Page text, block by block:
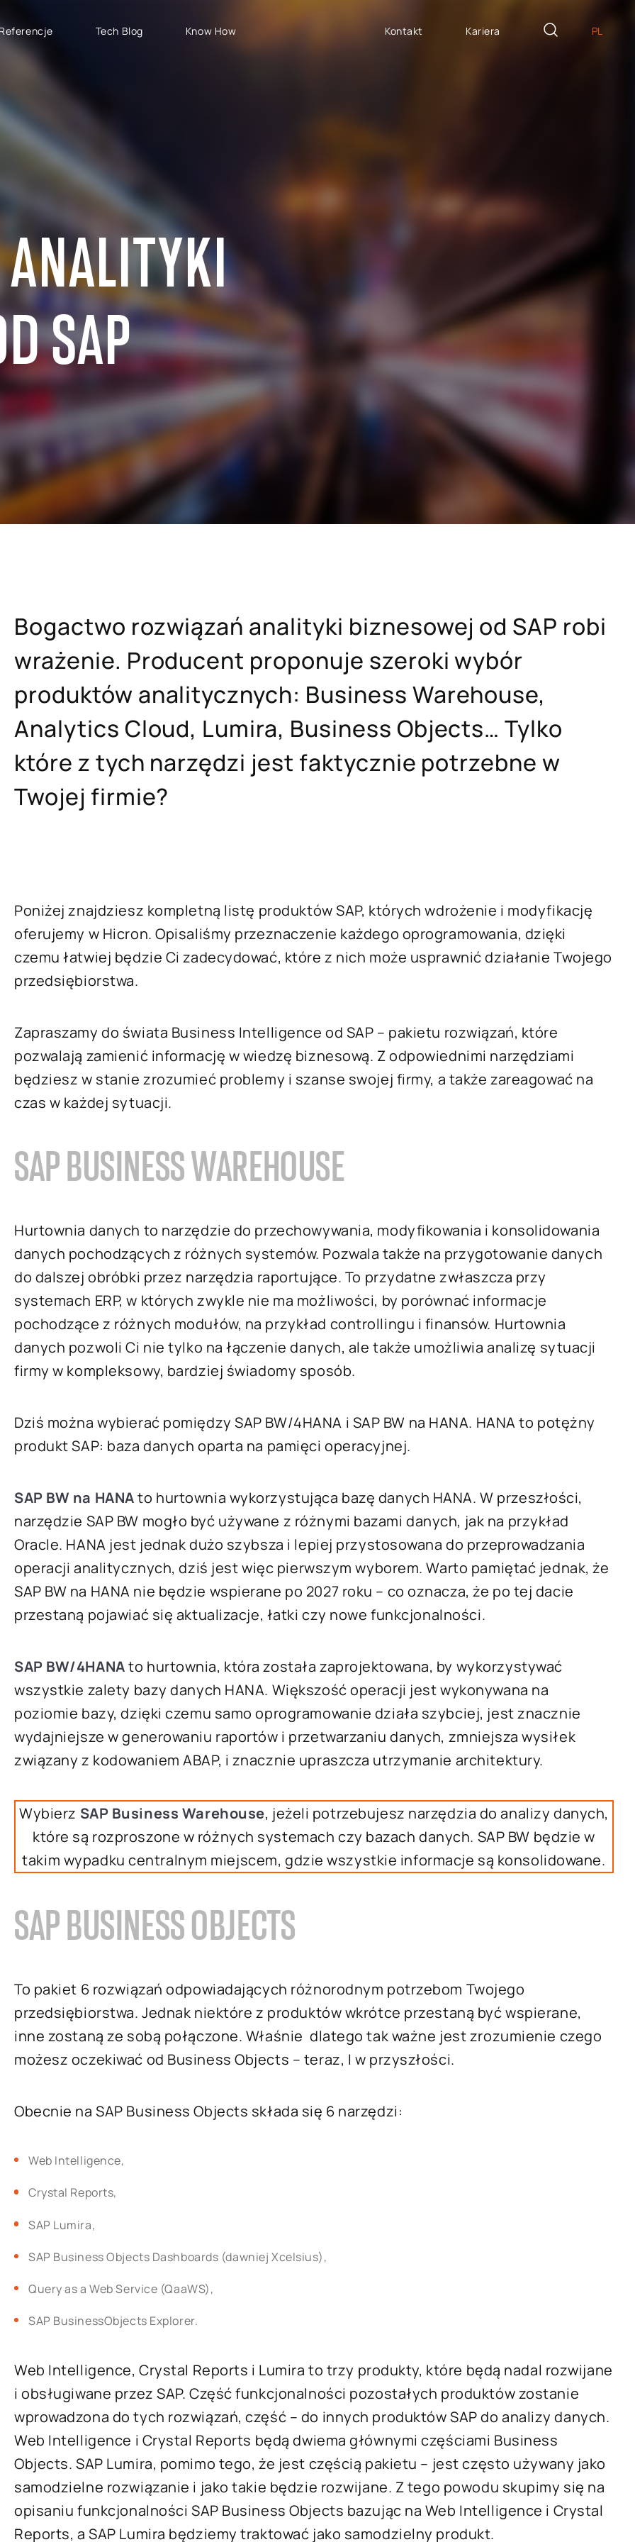
Wdrożenia SAP
RISE with SAP
GROW with SAP
detalicznego i e-commerce
usług profesjonalnych
SAP dla przemysłu metalowego i drzewno-
papierniczego
SAP dla firm ubezpieczeniowych
SAP dla branży budowlanej
SAP dla sektora dóbr konsumpcyjnych
SAP dla sektora zaawansowanych
Hicron Validated S/4 Life Science
Tech Blog Know How PL
Kontakt Kariera
SAP
Bogactwo rozwiązań analityki biznesowej od SAP robi
wrażenie. Producent proponuje szeroki wybór
produktów analitycznych: Business Warehouse,
Analytics Cloud, Lumira, Business Objects… Tylko
które z tych narzędzi jest faktycznie potrzebne w
Twojej firmie?
Poniżej znajdziesz kompletną listę produktów SAP, których wdrożenie i modyfikację
oferujemy w Hicron. Opisaliśmy przeznaczenie każdego oprogramowania, dzięki
czemu łatwiej będzie Ci zadecydować, które z nich może usprawnić działanie Twojego
przedsiębiorstwa.
Zapraszamy do świata Business Intelligence od SAP – pakietu rozwiązań, które
pozwalają zamienić informację w wiedzę biznesową. Z odpowiednimi narzędziami
będziesz w stanie zrozumieć problemy i szanse swojej firmy, a także zareagować na
czas w każdej sytuacji.
SAP BUSINESS WAREHOUSE
Hurtownia danych to narzędzie do przechowywania, modyfikowania i konsolidowania
danych pochodzących z różnych systemów. Pozwala także na przygotowanie danych
do dalszej obróbki przez narzędzia raportujące. To przydatne zwłaszcza przy
systemach ERP, w których zwykle nie ma możliwości, by porównać informacje
pochodzące z różnych modułów, na przykład controllingu i finansów. Hurtownia
danych pozwoli Ci nie tylko na łączenie danych, ale także umożliwia analizę sytuacji
firmy w kompleksowy, bardziej świadomy sposób.
Dziś można wybierać pomiędzy SAP BW/4HANA i SAP BW na HANA. HANA to potężny
produkt SAP: baza danych oparta na pamięci operacyjnej.
SAP BW na HANAto hurtownia wykorzystująca bazę danych HANA. W przeszłości,
narzędzie SAP BW mogło być używane z różnymi bazami danych, jak na przykład
Oracle. HANA jest jednak dużo szybsza i lepiej przystosowana do przeprowadzania
operacji analitycznych, dziś jest więc pierwszym wyborem. Warto pamiętać jednak, że
SAP BW na HANA nie będzie wspierane po 2027 roku – co oznacza, że po tej dacie
przestaną pojawiać się aktualizacje, łatki czy nowe funkcjonalności.
SAP BW/4HANAto hurtownia, która została zaprojektowana, by wykorzystywać
wszystkie zalety bazy danych HANA. Większość operacji jest wykonywana na
poziomie bazy, dzięki czemu samo oprogramowanie działa szybciej, jest znacznie
wydajniejsze w generowaniu raportów i przetwarzaniu danych, zmniejsza wysiłek
związany z kodowaniem ABAP, i znacznie upraszcza utrzymanie architektury.
Wybierz SAP Business Warehouse, jeżeli potrzebujesz narzędzia do analizy danych,
które są rozproszone w różnych systemach czy bazach danych. SAP BW będzie w
takim wypadku centralnym miejscem, gdzie wszystkie informacje są konsolidowane.
SAP BUSINESS OBJECTS
To pakiet 6 rozwiązań odpowiadających różnorodnym potrzebom Twojego
przedsiębiorstwa. Jednak niektóre z produktów wkrótce przestaną być wspierane,
inne zostaną ze sobą połączone. Właśnie dlatego tak ważne jest zrozumienie czego
możesz oczekiwać od Business Objects – teraz, I w przyszłości.
Obecnie na SAP Business Objects składa się 6 narzędzi:
Web Intelligence,
Crystal Reports,
SAP Lumira,
SAP Business Objects Dashboards (dawniej Xcelsius),
Query as a Web Service (QaaWS),
SAP BusinessObjects Explorer.
Web Intelligence, Crystal Reports i Lumira to trzy produkty, które będą nadal rozwijane
i obsługiwane przez SAP. Część funkcjonalności pozostałych produktów zostanie
wprowadzona do tych rozwiązań, część – do innych produktów SAP do analizy danych.
Web Intelligence i Crystal Reports będą dwiema głównymi częściami Business
Objects. SAP Lumira, pomimo tego, że jest częścią pakietu – jest często używany jako
samodzielne rozwiązanie i jako takie będzie rozwijane. Z tego powodu skupimy się na
opisaniu funkcjonalności SAP Business Objects bazując na Web Intelligence i Crystal
Reports, a SAP Lumira będziemy traktować jako samodzielny produkt.